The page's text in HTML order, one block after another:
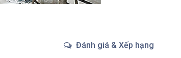
Đánh giá & Xếp hạng